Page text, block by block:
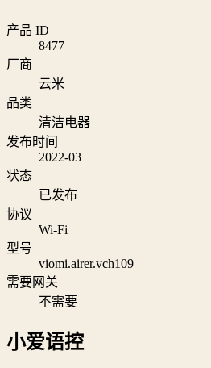
产品 ID
8477
厂商
云米
品类
清洁电器
发布时间
2022-03
状态
已发布
协议
Wi‑Fi
型号
viomi.airer.vch109
需要网关
不需要
小爱语控